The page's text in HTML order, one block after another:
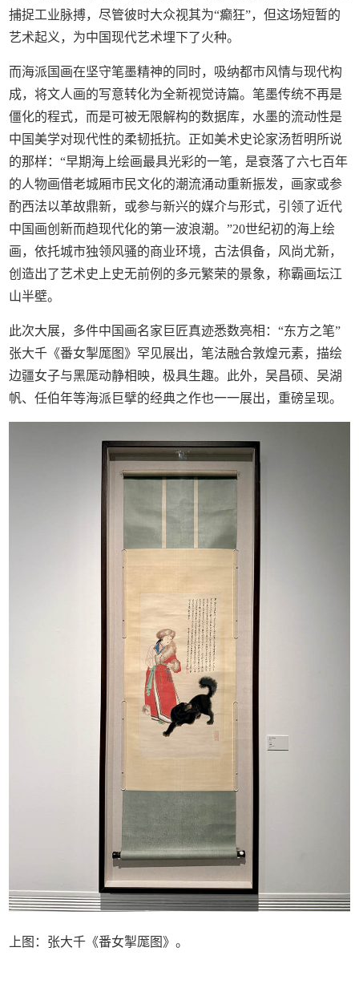
捕捉工业脉搏，尽管彼时大众视其为“癫狂”，但这场短暂的
艺术起义，为中国现代艺术埋下了火种。
而海派国画在坚守笔墨精神的同时，吸纳都市风情与现代构
成，将文人画的写意转化为全新视觉诗篇。笔墨传统不再是
僵化的程式，而是可被无限解构的数据库，水墨的流动性是
中国美学对现代性的柔韧抵抗。正如美术史论家汤哲明所说
的那样：“早期海上绘画最具光彩的一笔，是衰落了六七百年
的人物画借老城厢市民文化的潮流涌动重新振发，画家或参
酌西法以革故鼎新，或参与新兴的媒介与形式，引领了近代
中国画创新而趋现代化的第一波浪潮。”20世纪初的海上绘
画，依托城市独领风骚的商业环境，古法俱备，风尚尤新，
创造出了艺术史上史无前例的多元繁荣的景象，称霸画坛江
山半壁。
此次大展，多件中国画名家巨匠真迹悉数亮相：“东方之笔”
张大千《番女掣厖图》罕见展出，笔法融合敦煌元素，描绘
边疆女子与黑厖动静相映，极具生趣。此外，吴昌硕、吴湖
帆、任伯年等海派巨擘的经典之作也一一展出，重磅呈现。
上图：张大千《番女掣厖图》。